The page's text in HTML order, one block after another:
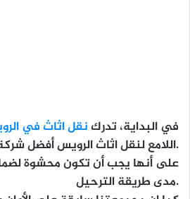
في البداية، تدركنقل اثاث في
اللامع لنقل اثاث الرويس أفضل شركة نقل اثاث.
على أنها يجب أن تكون محشوة
مدى طريقة الترحيل.